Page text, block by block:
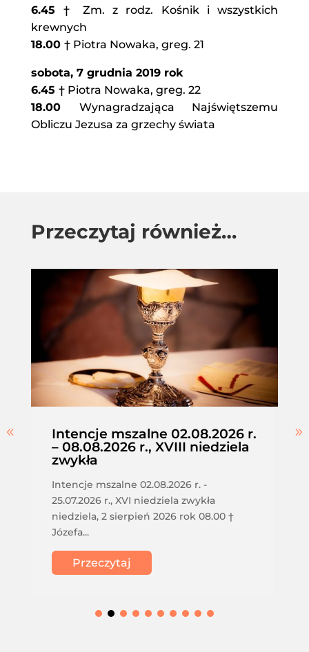
6.45† Zm. z rodz. Kośnik i wszystkich
krewnych
18.00 † Piotra Nowaka, greg. 21
sobota, 7 grudnia 2019 rok
6.45 † Piotra Nowaka, greg. 22
18.00 Wynagradzająca Najświętszemu
Obliczu Jezusa za grzechy świata
Przeczytaj również…
Intencje mszalne 02.08.2026 r.
– 08.08.2026 r., XVIII niedziela
zwykła
Intencje mszalne 02.08.2026 r. -
25.07.2026 r., XVI niedziela zwykła
niedziela, 2 sierpień 2026 rok 08.00 †
Józefa...
Przeczytaj